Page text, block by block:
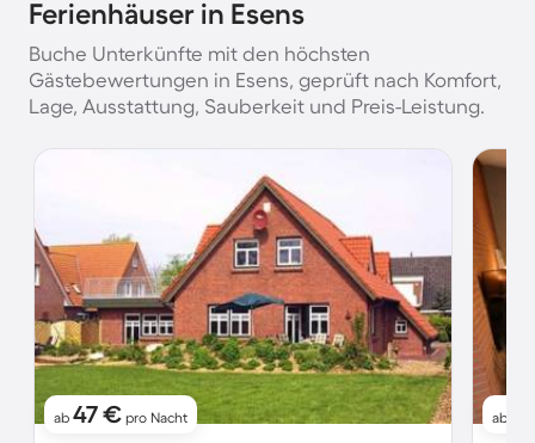
Ferienhäuser in Esens
Buche Unterkünfte mit den höchsten
Gästebewertungen in Esens, geprüft nach Komfort,
Lage, Ausstattung, Sauberkeit und Preis-Leistung.
ab 47 € pro Nacht ab